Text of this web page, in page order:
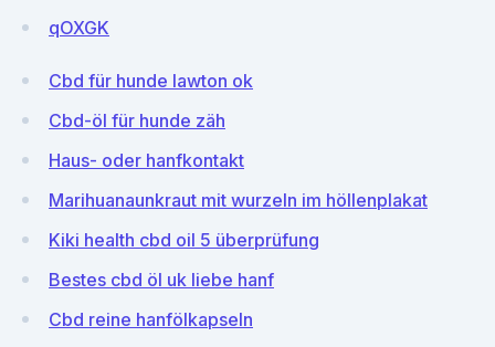
qOXGK
Cbd für hunde lawton ok
Cbd-öl für hunde zäh
Haus- oder hanfkontakt
Marihuanaunkraut mit wurzeln im höllenplakat
Kiki health cbd oil 5 überprüfung
Bestes cbd öl uk liebe hanf
Cbd reine hanfölkapseln